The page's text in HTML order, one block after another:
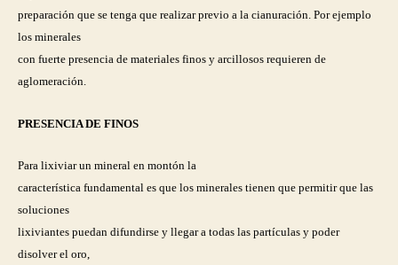
preparación que se tenga que realizar previo a la cianuración. Por ejemplo
los minerales
con fuerte presencia de materiales finos y arcillosos requieren de
aglomeración.
PRESENCIA DE FINOS
Para lixiviar un mineral en montón la
característica fundamental es que los minerales tienen que permitir que las
soluciones
lixiviantes puedan difundirse y llegar a todas las partículas y poder
disolver el oro,